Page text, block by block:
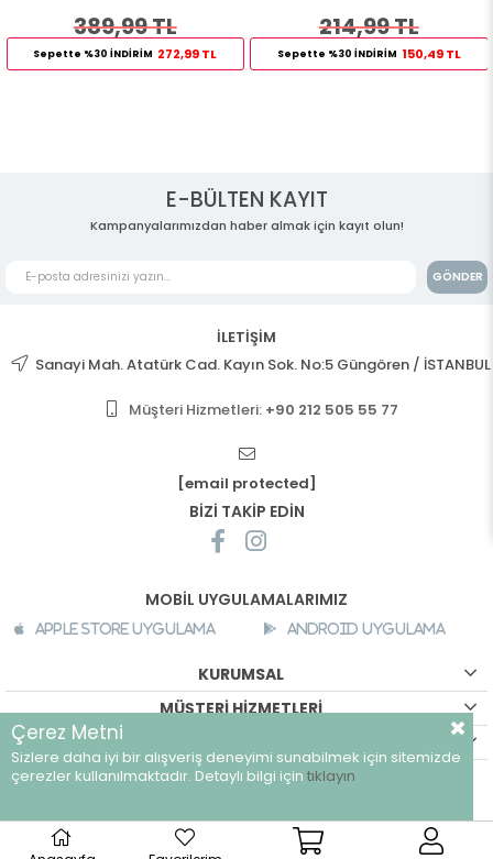
389,99 TL
Sepette %30 İNDİRİM 272,99 TL
214,99 TL
Sepette %30 İNDİRİM 150,49 TL
E-BÜLTEN KAYIT
Kampanyalarımızdan haber almak için kayıt olun!
GÖNDER
İLETİŞİM
Sanayi Mah. Atatürk Cad. Kayın Sok. No:5 Güngören / İSTANBUL
Müşteri Hizmetleri: +90 212 505 55 77
[email protected]
BİZİ TAKİP EDİN
MOBİL UYGULAMALARIMIZ
Apple Store Uygulama Android Uygulama
KURUMSAL
MÜŞTERİ HİZMETLERİ
©breeze.com.tr - Tüm hakları saklıdır.
Çerez Metni
Sizlere daha iyi bir alışveriş deneyimi sunabilmek için sitemizde
çerezler kullanılmaktadır. Detaylı bilgi için tıklayın